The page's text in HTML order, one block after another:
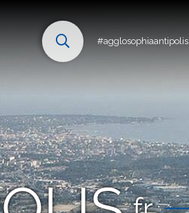
#agglosophiaantipolis